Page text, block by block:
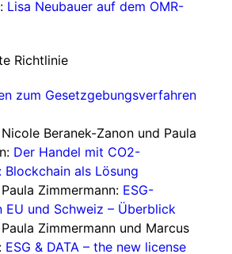
Lisa Neubauer auf dem OMR-
Richtlinie
zum Gesetzgebungsverfahren
Beranek-Zanon und Paula
Der Handel mit CO2-
als Lösung
Zimmermann: ESG-
EU und Schweiz – Überblick
Zimmermann und Marcus
ESG & DATA – the new license